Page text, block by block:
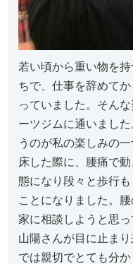
若い頃から重い物を
ちで、仕事を辞めて
っていました。そん
ーツジムに通いまし
うのが私の楽しみの
床した際に、腰痛で
態になり段々と歩行
ことになりました。
家に相談しようと思
山陽さんが目に止ま
では親切でとても分